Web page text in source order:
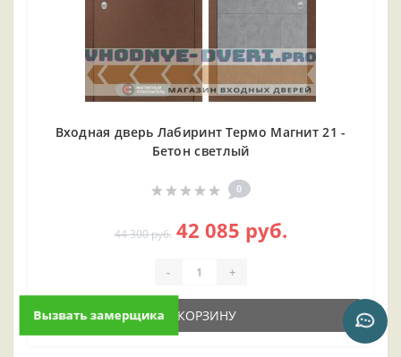
Входная дверь Лабиринт Термо Магнит 21 -
Бетон светлый
0
44 300 руб. 42 085 руб.
- +
В КОРЗИНУ
Вызвать замерщика